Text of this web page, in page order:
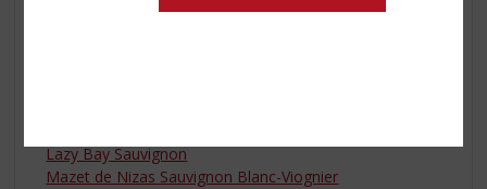
Lazy Bay Sauvignon
Mazet de Nizas Sauvignon Blanc-Viognier